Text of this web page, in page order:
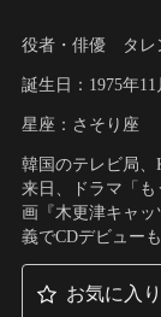
役者・俳優 タレ
誕生日：1975年11
星座：さそり座
韓国のテレビ局、
来日、ドラマ「
画『木更津キャ
義でCDデビュー
お気に入